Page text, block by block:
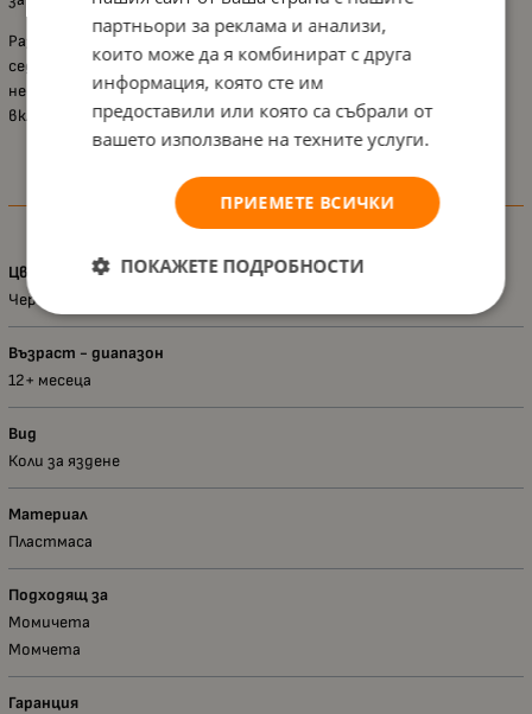
Размерите й са 95 х 41 х 86 cm, а височината от земята до
седалката е 25 cm. За задействане на музикалния панел са
необходими 2 броя батерии от тип 1.5 V AA, които не са
включени в комплекта.
Характеристики
Цвят
Черен
Възраст - диапазон
12+ месеца
Вид
Коли за яздене
Материал
Пластмаса
Подходящ за
Момичета
Момчета
Гаранция
партньори за реклама и анализи,
които може да я комбинират с друга
информация, която сте им
предоставили или която са събрали от
вашето използване на техните услуги.
ПРИЕМЕТЕ ВСИЧКИ
ПОКАЖЕТЕ ПОДРОБНОСТИ